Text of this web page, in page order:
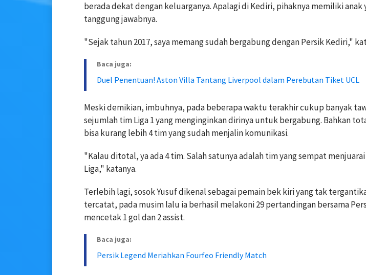
berada dekat dengan keluarganya. Apalagi di Kediri, pihaknya memiliki anak
tanggung jawabnya.
"Sejak tahun 2017, saya memang sudah bergabung dengan Persik Kediri,"
Baca juga:
Duel Penentuan! Aston Villa Tantang Liverpool dalam Perebutan Tiket UCL
Meski demikian, imbuhnya, pada beberapa waktu terakhir cukup banyak
sejumlah tim Liga 1 yang menginginkan dirinya untuk bergabung. Bahkan
bisa kurang lebih 4 tim yang sudah menjalin komunikasi.
"Kalau ditotal, ya ada 4 tim. Salah satunya adalah tim yang sempat
Liga," katanya.
Terlebih lagi, sosok Yusuf dikenal sebagai pemain bek kiri yang tak
tercatat, pada musim lalu ia berhasil melakoni 29 pertandingan bersama
mencetak 1 gol dan 2 assist.
Baca juga:
Persik Legend Meriahkan Fourfeo Friendly Match